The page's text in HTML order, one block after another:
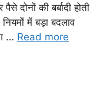
की बर्बादी होती
में बड़ा बदलाव
… Read more